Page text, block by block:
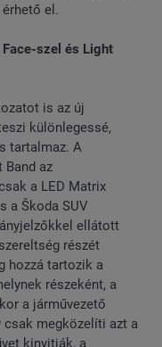
el.
szel és Light
is az új
különlegessé,
tartalmaz. A
Band az
a LED Matrix
a Škoda SUV
ellátott
részét
hozzá tartozik a
részeként, a
a járművezető
csak megközelíti azt a
kinyitják, a